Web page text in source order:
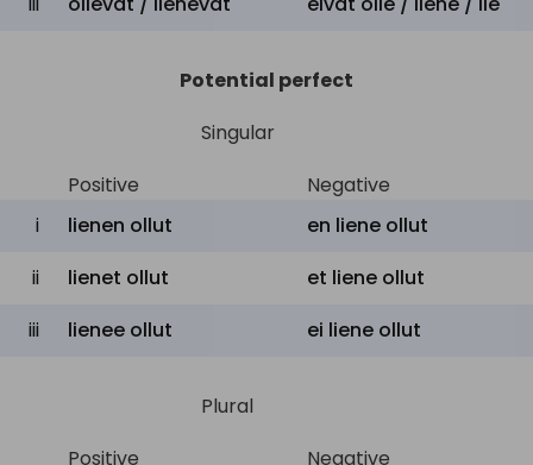
Potential perfect
Singular
Positive
Negative
i
lienen ollut
en liene ollut
ii
lienet ollut
et liene ollut
iii
lienee ollut ei liene ollut
Plural
Positive
Negative